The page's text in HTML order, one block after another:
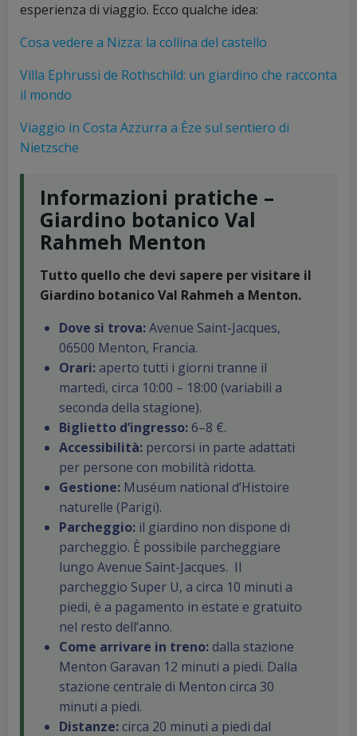
esperienza di viaggio. Ecco qualche idea:
Cosa vedere a Nizza: la collina del castello
Villa Ephrussi de Rothschild: un giardino che racconta
il mondo
Viaggio in Costa Azzurra a Èze sul sentiero di
Nietzsche
Informazioni pratiche –
Giardino botanico Val
Rahmeh Menton
Tutto quello che devi sapere per visitare il
Giardino botanico Val Rahmeh a Menton.
Dove si trova:Avenue Saint-Jacques,
06500 Menton, Francia.
Orari: aperto tutti i giorni tranne il
martedì, circa 10:00 – 18:00 (variabili a
seconda della stagione).
Biglietto d’ingresso: 6–8 €.
Accessibilità: percorsi in parte adattati
per persone con mobilità ridotta.
Gestione: Muséum national d’Histoire
naturelle (Parigi).
Parcheggio: il giardino non dispone di
parcheggio. È possibile parcheggiare
lungo Avenue Saint-Jacques. Il
parcheggio Super U, a circa 10 minuti a
piedi, è a pagamento in estate e gratuito
nel resto dell’anno.
Come arrivare in treno:dalla stazione
Menton Garavan 12 minuti a piedi. Dalla
stazione centrale di Menton circa 30
minuti a piedi.
Distanze: circa 20 minuti a piedi dal